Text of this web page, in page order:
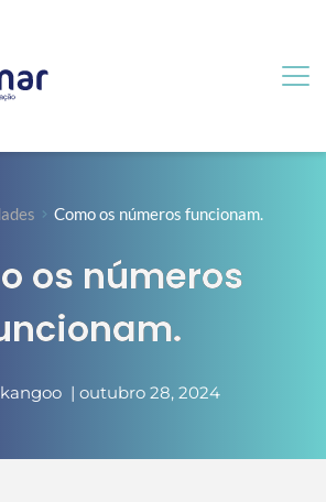
Como os números funcionam.
os números
  |
outubro 28, 2024